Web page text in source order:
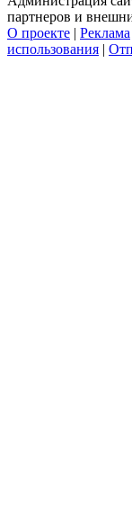
партнеров и
О проекте | Реклама
использования |